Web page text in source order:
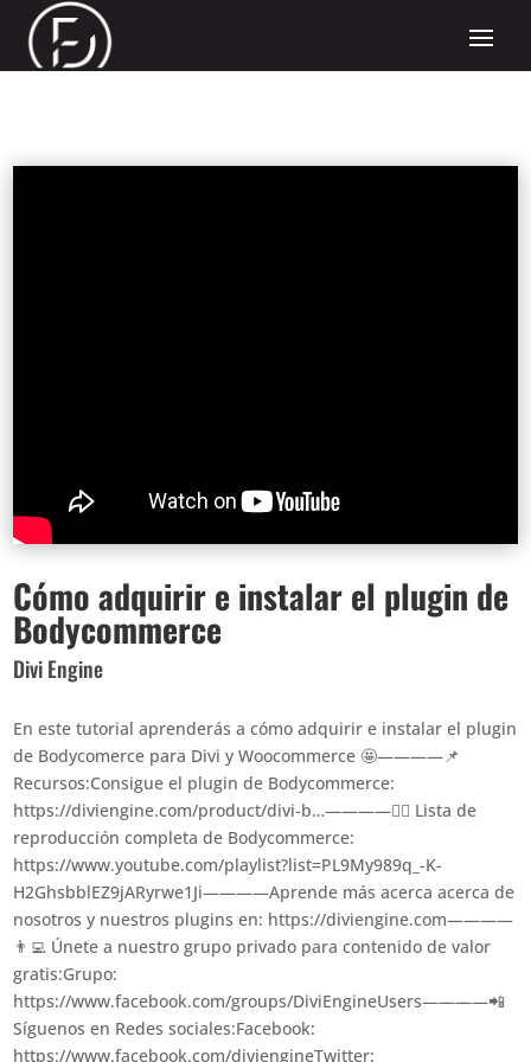
Cómo adquirir e instalar el plugin de
Bodycommerce
Divi Engine
En este tutorial aprenderás a cómo adquirir e instalar el plugin
de Bodycomerce para Divi y Woocommerce 🤩————📌
Recursos:Consigue el plugin de Bodycommerce:
https://diviengine.com/product/divi-b…————👉🏻 Lista de
reproducción completa de Bodycommerce:
https://www.youtube.com/playlist?list=PL9My989q_-K-
H2GhsbblEZ9jARyrwe1Ji————Aprende más acerca acerca de
nosotros y nuestros plugins en: https://diviengine.com————
👨‍💻 Únete a nuestro grupo privado para contenido de valor
gratis:Grupo:
https://www.facebook.com/groups/DiviEngineUsers————📲
Síguenos en Redes sociales:Facebook:
https://www.facebook.com/diviengineTwitter: